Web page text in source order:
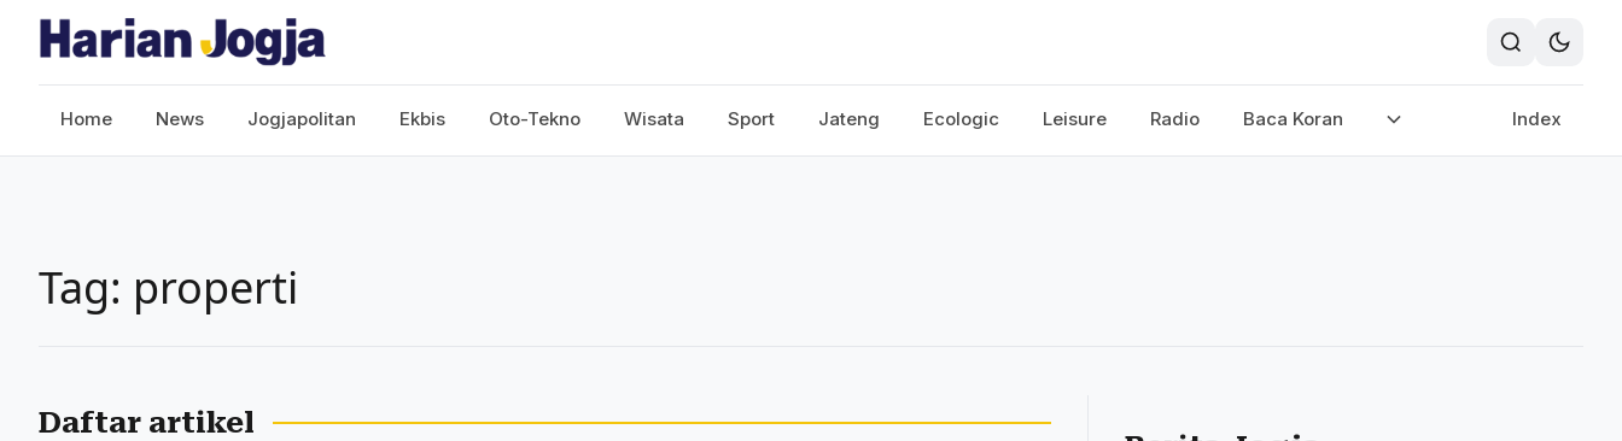
Home News Jogjapolitan Ekbis Oto-Tekno Wisata Sport Jateng Ecologic Leisure Radio Baca Koran Index
Tag: properti
Daftar artikel